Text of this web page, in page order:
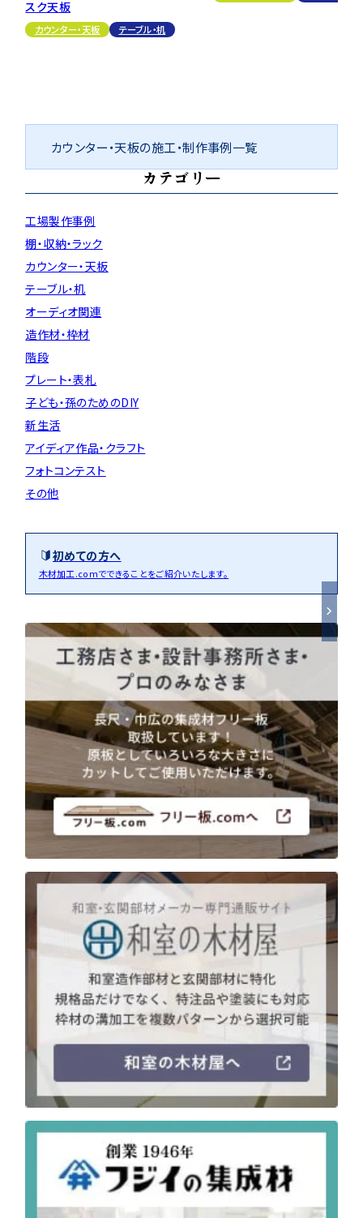
スク天板
カウンター・天板 テーブル・机
カウンター・天板の施工・制作事例一覧
カテゴリー
工場製作事例
棚・収納・ラック
カウンター・天板
テーブル・机
オーディオ関連
造作材・枠材
階段
プレート・表札
子ども・孫のためのDIY
新生活
アイディア作品・クラフト
フォトコンテスト
その他
初めての方へ
木材加工.comでできることをご紹介いたします。